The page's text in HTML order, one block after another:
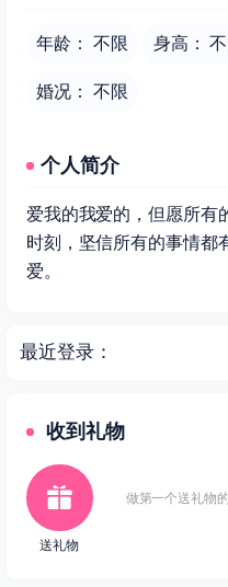
年龄： 不限 身高：
婚况： 不限
个人简介
爱我的我爱的，但愿所有
时刻，坚信所有的事情都
爱。
最近登录：
收到礼物
送礼物
做第一个送礼物